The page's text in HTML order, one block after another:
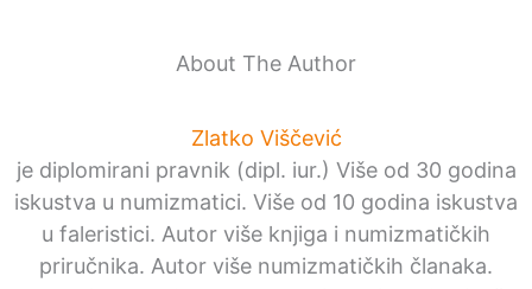
About The Author
Zlatko Viščević
je diplomirani pravnik (dipl. iur.) Više od 30 godina
iskustva u numizmatici. Više od 10 godina iskustva
u faleristici. Autor više knjiga i numizmatičkih
priručnika. Autor više numizmatičkih članaka.